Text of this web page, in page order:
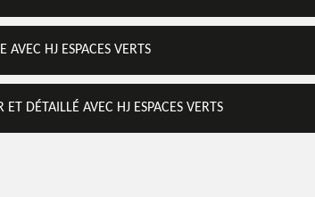
AVEC HJ ESPACES VERTS
DÉTAILLÉ AVEC HJ ESPACES VERTS